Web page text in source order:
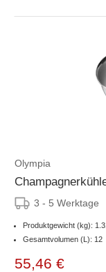
Olympia
3 - 5 Werktage
Produktgewicht (kg):
Gesamtvolumen (L): 12
55,46 €